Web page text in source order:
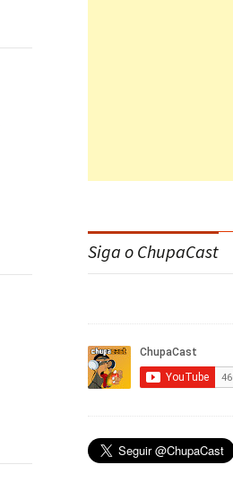
Siga o ChupaCast